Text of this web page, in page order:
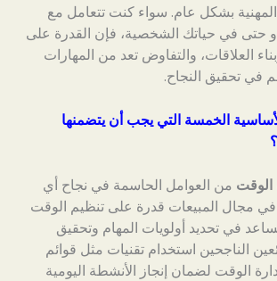
بشكل عام. سواء كنت تتعامل مع
أو حتى في حياتك الشخصية، فإن القدرة على
العلاقات، والتفاوض تعد من المهارات
في تحقيق النجاح.
الخمسة التي يجب أن يتضمنها
الوقت من العوامل الحاسمة في نجاح أي
في مجال المبيعات قدرة على تنظيم الوقت
في تحديد أولويات المهام وتحقيق
الناجحين استخدام تقنيات مثل قوائم
الوقت لضمان إنجاز الأنشطة اليومية